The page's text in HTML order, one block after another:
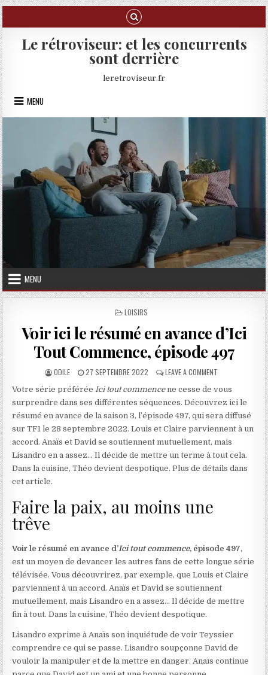
Skip to content
Le rétroviseur: et les concurrents
sont derrière
leretroviseur.fr
MENU
MENU
POSTED IN
LOISIRS
Voir ici le résumé en avance d’Ici
Tout Commence, épisode 497
AUTHOR:
ODILE PUBLISHED DATE:
27 SEPTEMBRE 2022 LEAVE A COMMENTON VOIR ICI LE
Votre série préféréeIci tout commencene cesse de vous
surprendre dans ses différentes séquences. Découvrez ici le
résumé en avance de la saison 3, l’épisode 497, qui sera diffusé
sur TF1 le 28 septembre 2022. Louis et Claire parviennent à un
accord. Anaïs et David se soutiennent mutuellement, mais
Lisandro en a assez… Il décide de mettre un terme à tout cela.
Dans la cuisine, Théo devient despotique. Plus de détails dans
cet article.
Faire la paix, au moins une
trêve
Voir le résumé en avance d’Ici tout commence, épisode 497,
est un moyen de devancer les autres fans de cette longue série
télévisée. Vous découvrirez, par exemple, que Louis et Claire
parviennent à un accord. Anaïs et David se soutiennent
mutuellement, mais Lisandro en a assez… Il décide de mettre
fin à tout. Dans la cuisine, Théo devient despotique.
Lisandro exprime à Anaïs son inquiétude de voir Teyssier
comprendre ce qui se passe. Lisandro soupçonne David de
vouloir la manipuler et de la mettre en danger. Anaïs continue